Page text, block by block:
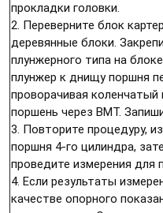
прокладки головки.
2. Переверните блок
деревянные блоки.
плунжерного типа на
плунжер к днищу поршня
проворачивая коленчатый
поршень через ВМТ.
3. Повторите процедуру,
поршня 4-го цилиндра,
проведите измерения для
4. Если результаты
качестве опорного